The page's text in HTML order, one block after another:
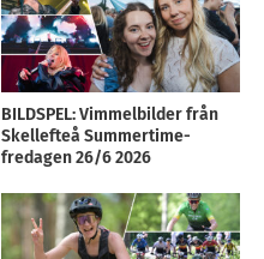
BILDSPEL: Vimmelbilder från
Skellefteå Summertime-
fredagen 26/6 2026